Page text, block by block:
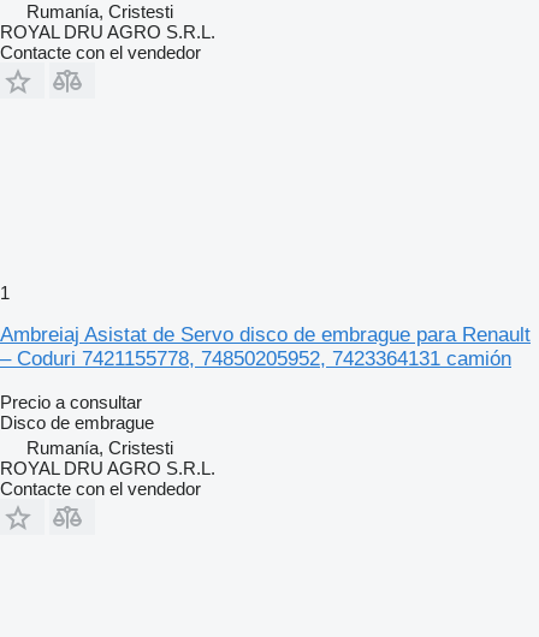
Rumanía, Cristesti
ROYAL DRU AGRO S.R.L.
Contacte con el vendedor
1
Ambreiaj Asistat de Servo disco de embrague para Renault
– Coduri 7421155778, 74850205952, 7423364131 camión
Precio a consultar
Disco de embrague
Rumanía, Cristesti
ROYAL DRU AGRO S.R.L.
Contacte con el vendedor